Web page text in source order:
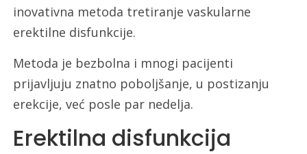
inovativna metoda tretiranje vaskularne
erektilne disfunkcije.
Metoda je bezbolna i mnogi pacijenti
prijavljuju znatno poboljšanje, u postizanju
erekcije, već posle par nedelja.
Erektilna disfunkcija